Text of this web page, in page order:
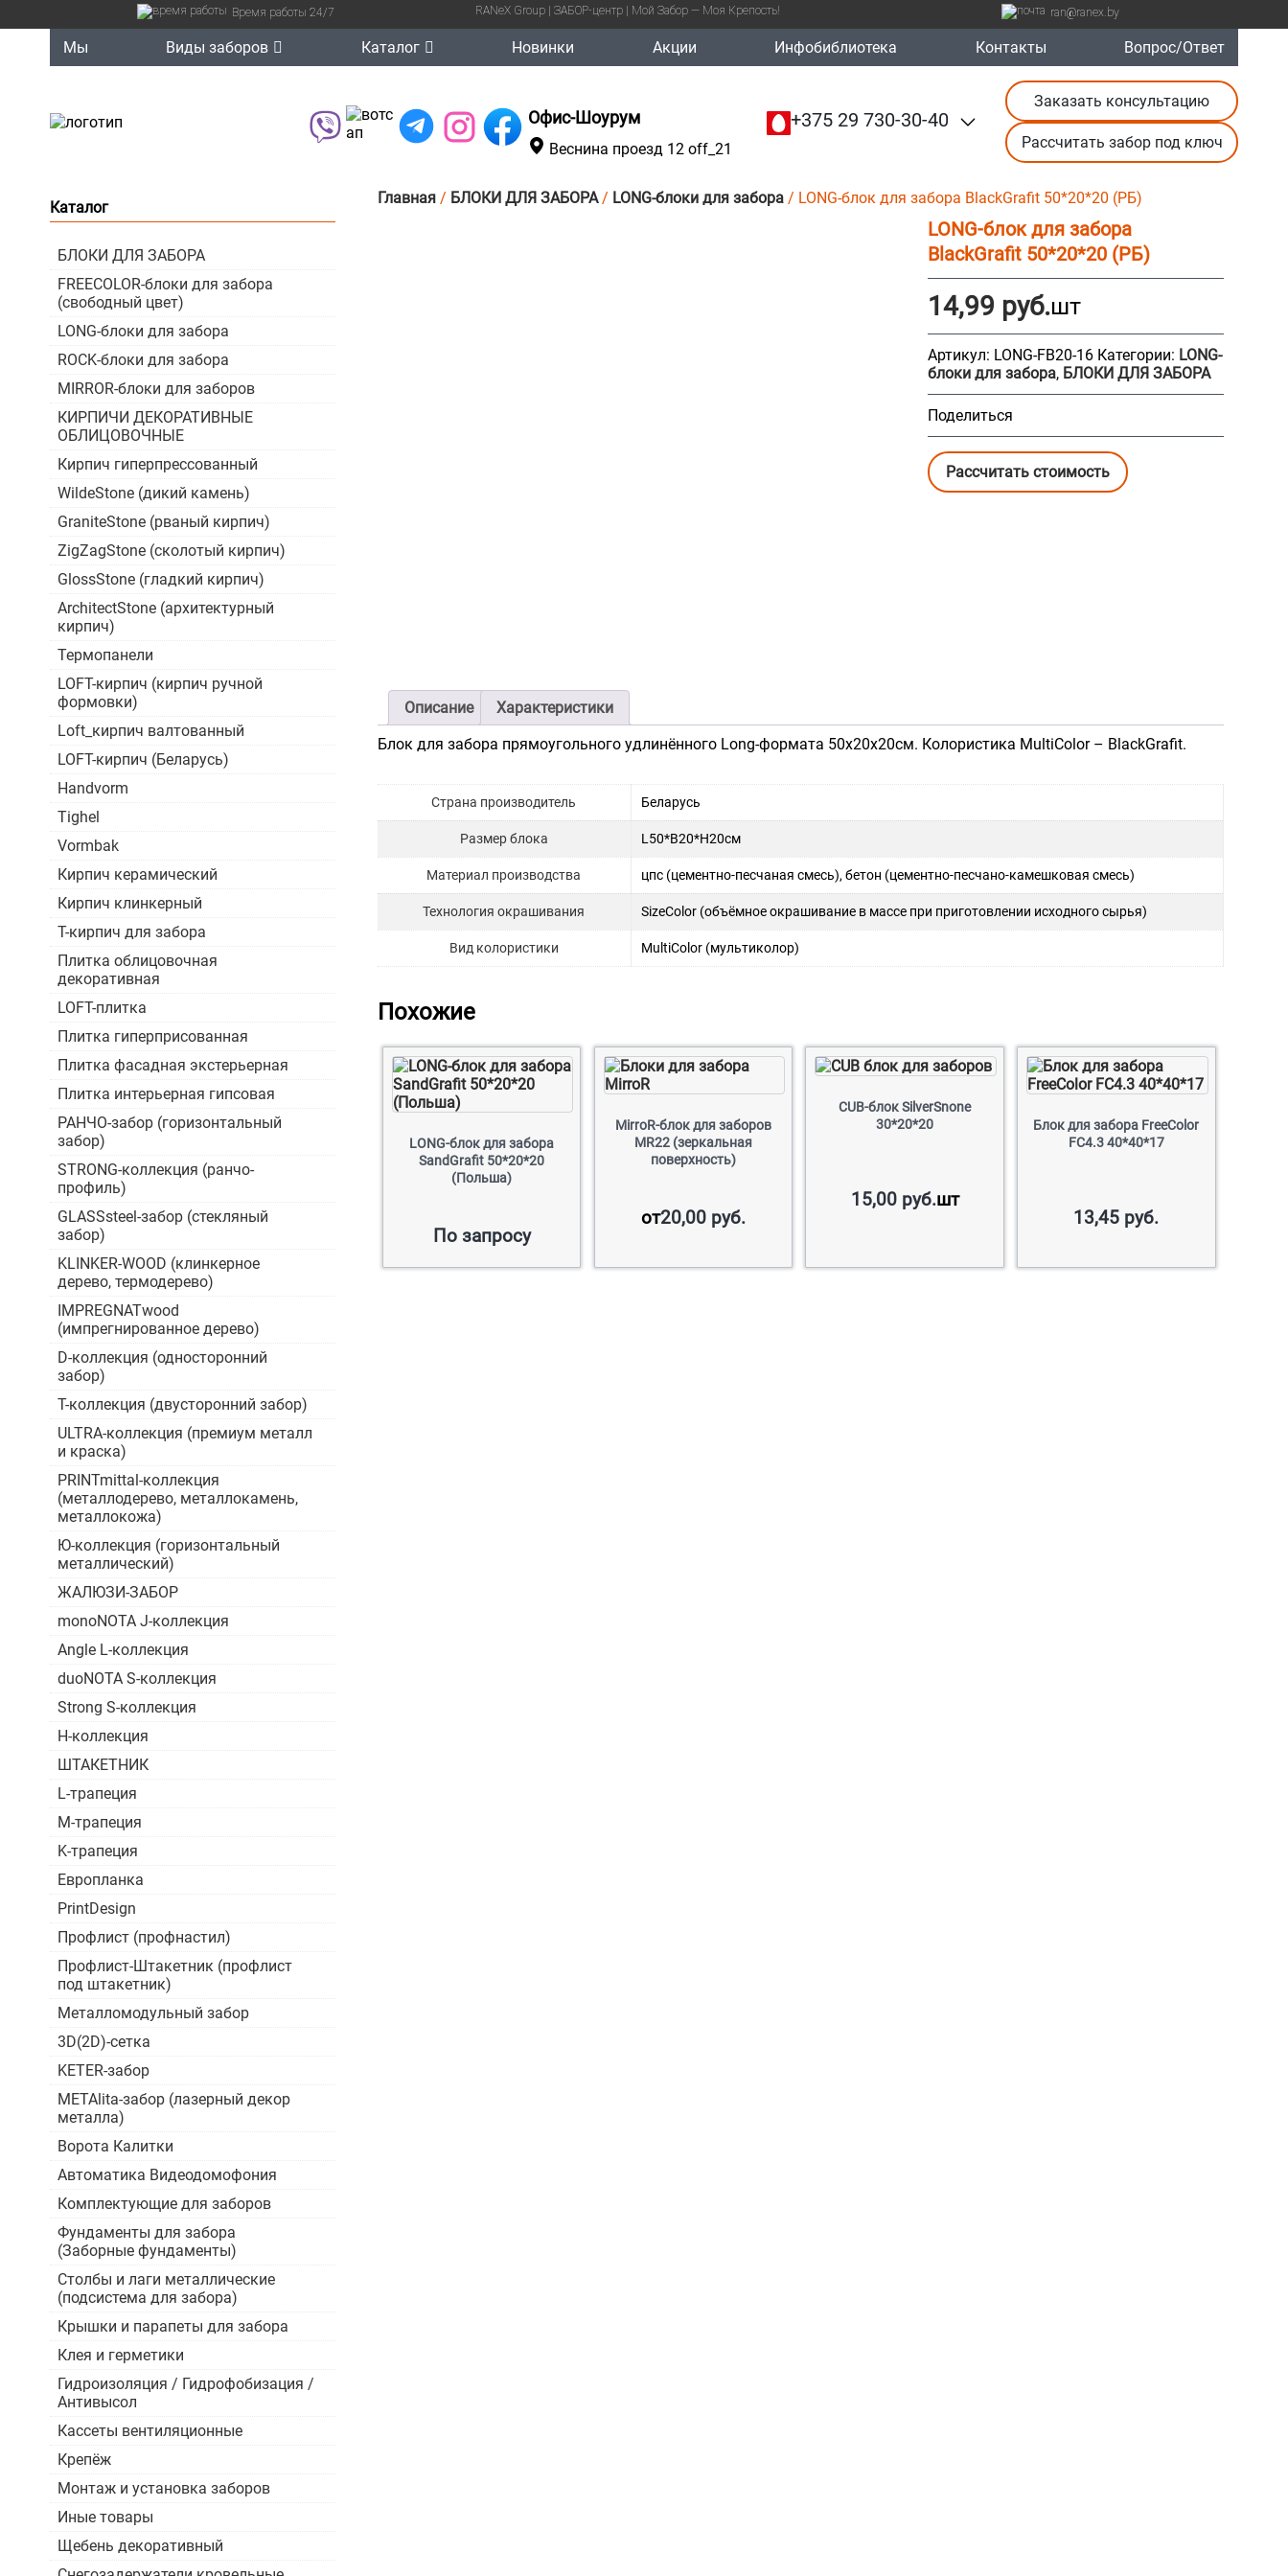
Время работы 24/7 RANeX Group | ЗАБОР-центр | Мой Забор — Моя Крепость! ran@ranex.by
Мы Виды заборов Каталог Новинки Акции Инфобиблиотека Контакты Вопрос/Ответ
Офис-Шоурум
Веснина проезд 12 off_21
+375 29 730-30-40
Заказать консультацию
Рассчитать забор под ключ
Главная/ БЛОКИ ДЛЯ ЗАБОРА/ LONG-блоки для забора/ LONG-блок для забора BlackGrafit 50*20*20 (РБ)
LONG-блок для забора
BlackGrafit 50*20*20 (РБ)
14,99 руб.шт
Артикул: LONG-FB20-16 Категории: LONG-
блоки для забора, БЛОКИ ДЛЯ ЗАБОРА
Поделиться
Рассчитать стоимость
Описание
Характеристики
Блок для забора прямоугольного удлинённого Long-формата 50х20х20см. Колористика MultiColor – BlackGrafit.
Страна производитель Беларусь
Размер блока L50*B20*H20см
Материал производства цпс (цементно-песчаная смесь), бетон (цементно-песчано-камешковая смесь)
Технология окрашивания SizeColor (объёмное окрашивание в массе при приготовлении исходного сырья)
Вид колористики MultiColor (мультиколор)
Похожие
LONG-блок для забора
SandGrafit 50*20*20
(Польша)
По запросу
MirroR-блок для заборов
MR22 (зеркальная
поверхность)
от20,00 руб.
СUB-блок SilverSnone
30*20*20
15,00 руб.шт
Блок для забора FreeColor
FC4.3 40*40*17
13,45 руб.
Каталог
БЛОКИ ДЛЯ ЗАБОРА
FREECOLOR-блоки для забора
(свободный цвет)
LONG-блоки для забора
ROCK-блоки для забора
MIRROR-блоки для заборов
КИРПИЧИ ДЕКОРАТИВНЫЕ
ОБЛИЦОВОЧНЫЕ
Кирпич гиперпрессованный
WildeStone (дикий камень)
GraniteStone (рваный кирпич)
ZigZagStone (сколотый кирпич)
GlossStone (гладкий кирпич)
ArchitectStone (архитектурный
кирпич)
Термопанели
LOFT-кирпич (кирпич ручной
формовки)
Loft_кирпич валтованный
LOFT-кирпич (Беларусь)
Handvorm
Tighel
Vormbak
Кирпич керамический
Кирпич клинкерный
Т-кирпич для забора
Плитка облицовочная
декоративная
LOFT-плитка
Плитка гиперприсованная
Плитка фасадная экстерьерная
Плитка интерьерная гипсовая
РАНЧО-забор (горизонтальный
забор)
STRONG-коллекция (ранчо-
профиль)
GLASSsteel-забор (стекляный
забор)
KLINKER-WOOD (клинкерное
дерево, термодерево)
IMPREGNATwood
(импрегнированное дерево)
D-коллекция (односторонний
забор)
Т-коллекция (двусторонний забор)
ULTRA-коллекция (премиум металл
и краска)
PRINTmittal-коллекция
(металлодерево, металлокамень,
металлокожа)
Ю-коллекция (горизонтальный
металлический)
ЖАЛЮЗИ-ЗАБОР
monoNOTA J-коллекция
Angle L-коллекция
duoNOTA S-коллекция
Strong S-коллекция
H-коллекция
ШТАКЕТНИК
L-трапеция
M-трапеция
K-трапеция
Европланка
PrintDesign
Профлист (профнастил)
Профлист-Штакетник (профлист
под штакетник)
Металломодульный забор
3D(2D)-сетка
KETER-забор
METAlita-забор (лазерный декор
металла)
Ворота Калитки
Автоматика Видеодомофония
Комплектующие для заборов
Фундаменты для забора
(Заборные фундаменты)
Столбы и лаги металлические
(подсистема для забора)
Крышки и парапеты для забора
Клея и герметики
Гидроизоляция / Гидрофобизация /
Антивысол
Кассеты вентиляционные
Крепёж
Монтаж и установка заборов
Иные товары
Щебень декоративный